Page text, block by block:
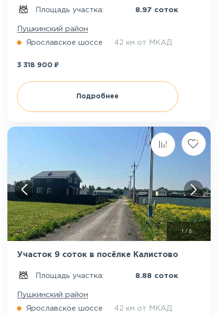
Площадь участка: 8.97 соток
Пушкинский район
Ярославское шоссе 42 км от МКАД
3 318 900 ₽
Подробнее
1/5
Участок 9 соток в посёлке Калистово
Площадь участка: 8.88 соток
Пушкинский район
Ярославское шоссе 42 км от МКАД